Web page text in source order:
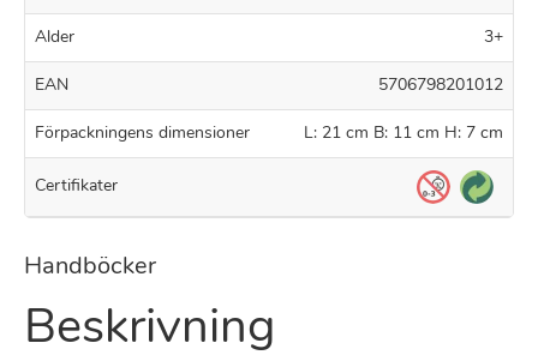
Alder 3+
EAN 5706798201012
Förpackningens dimensioner L: 21 cm B: 11 cm H: 7 cm
Certifikater
Handböcker
Beskrivning